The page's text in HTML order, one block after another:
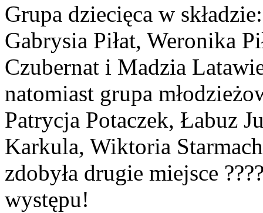
Grupa dziecięca w
Gabrysia Piłat, Weronika
Czubernat i Madzia
natomiast grupa
Patrycja Potaczek, Łabuz
Karkula, Wiktoria
zdobyła drugie miejsce
występu!